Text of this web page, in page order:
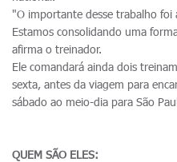
"O importante desse trabalho
Estamos consolidando uma
afirma o treinador.
Ele comandará ainda dois
sexta, antes da viagem para
sábado ao meio-dia para São
QUEM SÃO ELES: